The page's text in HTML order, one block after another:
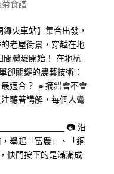
食譜
火車站】集合出發，
老屋街景，穿越在地
間體驗開始！ 在地杭
卻關鍵的農藝技術：
適合？ 🔸摘錯會不會
聽著講解，每個人彎
📷 沿
舉起「富農」、「銅
快門按下的是滿滿成